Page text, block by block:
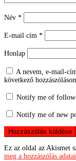
Név *
E-mail cím *
Honlap
A nevem, e-mail-
következő
Notify me of
Notify me of new
Ez az oldal az Akismet
meg a hozzászólás